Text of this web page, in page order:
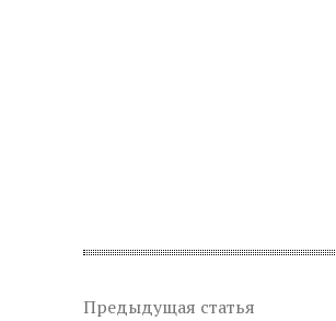
Предыдущая статья